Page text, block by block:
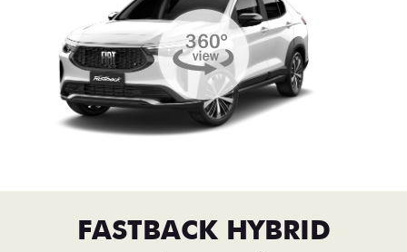
FASTBACK HYBRID